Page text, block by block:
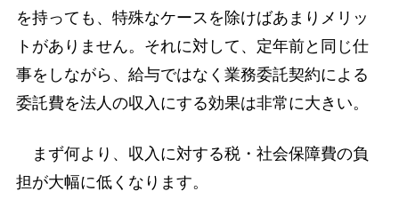
を持っても、特殊なケースを除けばあまりメリッ
トがありません。それに対して、定年前と同じ仕
事をしながら、給与ではなく業務委託契約による
委託費を法人の収入にする効果は非常に大きい。
まず何より、収入に対する税・社会保障費の負
担が大幅に低くなります。